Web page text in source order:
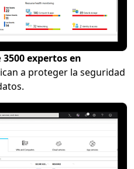
3500 expertos en
a proteger la seguridad